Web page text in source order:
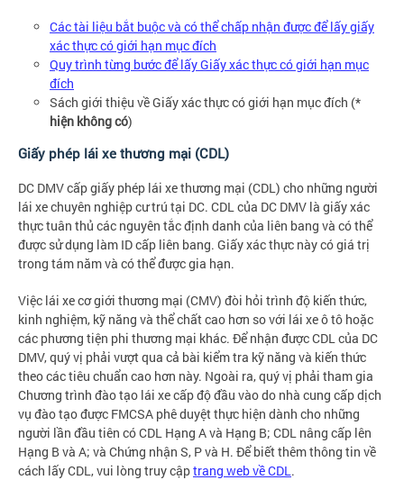
Các tài liệu bắt buộc và có thể chấp nhận được để lấy giấy
xác thực có giới hạn mục đích
Quy trình từng bước để lấy Giấy xác thực có giới hạn mục
đích
Sách giới thiệu về Giấy xác thực có giới hạn mục đích (*
hiện không có)
Giấy phép lái xe thương mại (CDL)
DC DMV cấp giấy phép lái xe thương mại (CDL) cho những người
lái xe chuyên nghiệp cư trú tại DC. CDL của DC DMV là giấy xác
thực tuân thủ các nguyên tắc định danh của liên bang và có thể
được sử dụng làm ID cấp liên bang. Giấy xác thực này có giá trị
trong tám năm và có thể được gia hạn.
Việc lái xe cơ giới thương mại (CMV) đòi hỏi trình độ kiến thức,
kinh nghiệm, kỹ năng và thể chất cao hơn so với lái xe ô tô hoặc
các phương tiện phi thương mại khác. Để nhận được CDL của DC
DMV, quý vị phải vượt qua cả bài kiểm tra kỹ năng và kiến thức
theo các tiêu chuẩn cao hơn này. Ngoài ra, quý vị phải tham gia
Chương trình đào tạo lái xe cấp độ đầu vào do nhà cung cấp dịch
vụ đào tạo được FMCSA phê duyệt thực hiện dành cho những
người lần đầu tiên có CDL Hạng A và Hạng B; CDL nâng cấp lên
Hạng B và A; và Chứng nhận S, P và H. Để biết thêm thông tin về
cách lấy CDL, vui lòng truy cậptrang web về CDL .